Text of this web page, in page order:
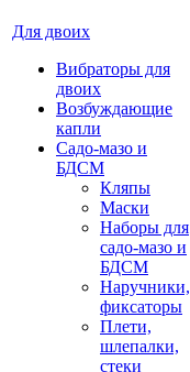
Для двоих
Вибраторы для
двоих
Возбуждающие
капли
Садо-мазо и
БДСМ
Кляпы
Маски
Наборы для
садо-мазо и
БДСМ
Наручники,
фиксаторы
Плети,
шлепалки,
стеки